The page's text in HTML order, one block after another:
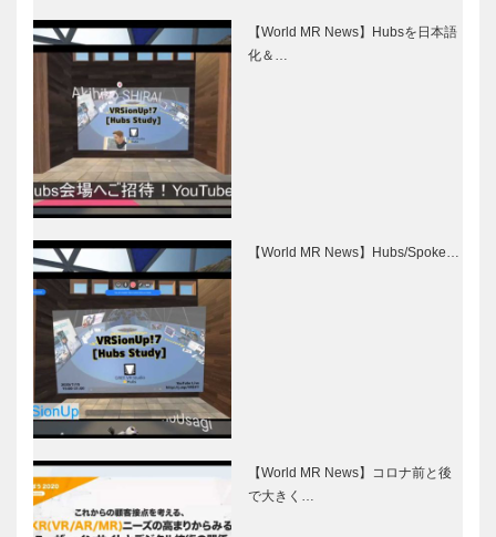
【World MR News】Hubsを日本語
化＆…
【World MR News】Hubs/Spoke…
【World MR News】コロナ前と後
で大きく…